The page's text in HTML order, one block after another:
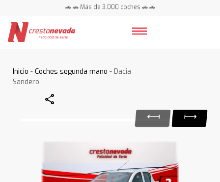
🚗 🚗 Más de 3.000 coches 🚗 🚗
Inicio -Coches segunda mano - Dacia
Sandero
Share